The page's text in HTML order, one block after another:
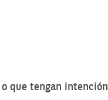
que tengan intención